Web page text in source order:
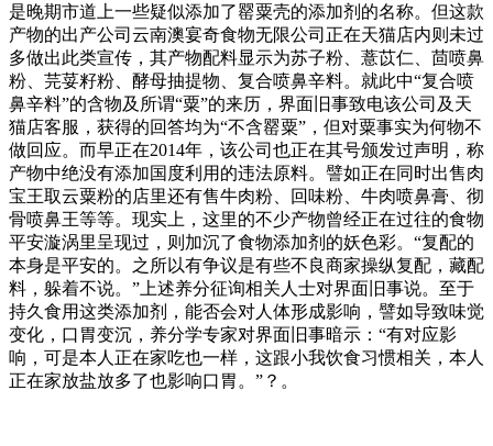
是晚期市道上一些疑似添加了罂粟壳的添加剂的名称。但这款
产物的出产公司云南澳宴奇食物无限公司正在天猫店内则未过
多做出此类宣传，其产物配料显示为苏子粉、薏苡仁、茴喷鼻
粉、芫荽籽粉、酵母抽提物、复合喷鼻辛料。就此中“复合喷
鼻辛料”的含物及所谓“粟”的来历，界面旧事致电该公司及天
猫店客服，获得的回答均为“不含罂粟”，但对粟事实为何物不
做回应。而早正在2014年，该公司也正在其号颁发过声明，称
产物中绝没有添加国度利用的违法原料。譬如正在同时出售肉
宝王取云粟粉的店里还有售牛肉粉、回味粉、牛肉喷鼻膏、彻
骨喷鼻王等等。现实上，这里的不少产物曾经正在过往的食物
平安漩涡里呈现过，则加沉了食物添加剂的妖色彩。“复配的
本身是平安的。之所以有争议是有些不良商家操纵复配，藏配
料，躲着不说。”上述养分征询相关人士对界面旧事说。至于
持久食用这类添加剂，能否会对人体形成影响，譬如导致味觉
变化，口胃变沉，养分学专家对界面旧事暗示：“有对应影
响，可是本人正在家吃也一样，这跟小我饮食习惯相关，本人
正在家放盐放多了也影响口胃。”？。